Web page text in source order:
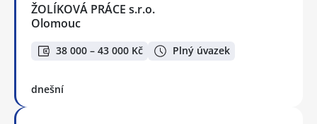
ŽOLÍKOVÁ PRÁCE s.r.o.
Olomouc
38 000 – 43 000 Kč Plný úvazek
dnešní